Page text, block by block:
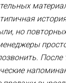
но
После